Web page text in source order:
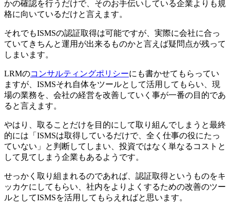
かの確認を行うだけで、そのお手伝いしている企業よりも規
格に向いているだけと言えます。
それでもISMSの認証取得は可能ですが、実際に会社に合っ
ていてきちんと運用が出来るものかと言えば疑問点が残って
しまいます。
LRMのコンサルティングポリシーにも書かせてもらってい
ますが、ISMSそれ自体をツールとして活用してもらい、現
場の業務を、会社の経営を改善していく事が一番の目的であ
ると言えます。
やはり、取ることだけを目的にして取り組んでしまうと最終
的には「ISMSは取得しているだけで、全く仕事の役にたっ
ていない」と判断してしまい、投資ではなく単なるコストと
して見てしまう企業もあるようです。
せっかく取り組まれるのであれば、認証取得というものをキ
ッカケにしてもらい、社内をよりよくするための改善のツー
ルとしてISMSを活用してもらえればと思います。